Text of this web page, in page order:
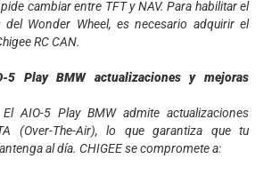
cambiar entre TFT y NAV. Para habilitar el
Wonder Wheel, es necesario adquirir el
RC CAN.
5 Play BMW actualizaciones y mejoras
AIO-5 Play BMW admite actualizaciones
(Over-The-Air), lo que garantiza que tu
al día. CHIGEE se compromete a: